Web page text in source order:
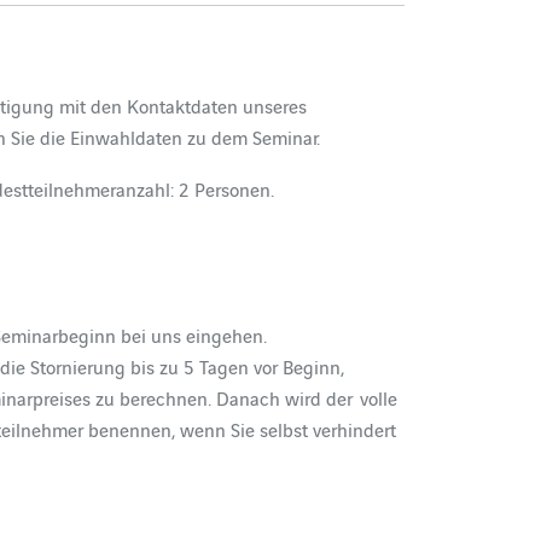
mit den Kontaktdaten unseres
die Einwahldaten zu dem Seminar.
2 Personen.
bei uns eingehen.
Stornierung bis zu 5 Tagen vor Beginn,
zu berechnen. Danach wird der volle
benennen, wenn Sie selbst verhindert